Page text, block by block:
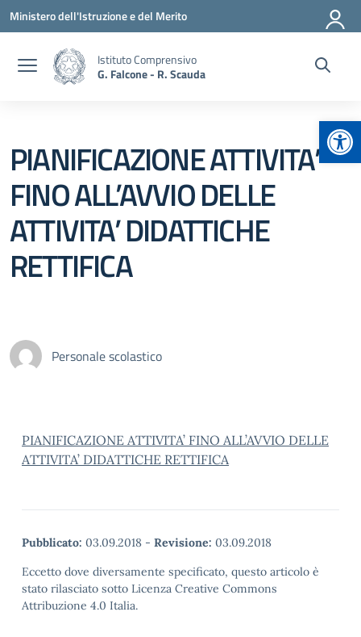
Vai ai contenuti
Vai al menu di navigazione
Vai al footer
Ministero dell'Istruzione e del Merito
Istituto Comprensivo
G. Falcone - R. Scauda
PIANIFICAZIONE ATTIVITA’
FINO ALL’AVVIO DELLE
ATTIVITA’ DIDATTICHE
RETTIFICA
Personale scolastico
PIANIFICAZIONE ATTIVITA’ FINO ALL’AVVIO DELLE
ATTIVITA’ DIDATTICHE RETTIFICA
Pubblicato: 03.09.2018 - Revisione: 03.09.2018
Eccetto dove diversamente specificato, questo articolo è
stato rilasciato sotto Licenza Creative Commons
Attribuzione 4.0 Italia.